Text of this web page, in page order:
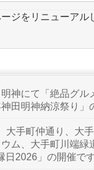
ジをリニューアル
神にて「絶品グ
田明神納涼祭り」
大手町仲通り、大
ム、大手町川端緑
日2026」の開催です